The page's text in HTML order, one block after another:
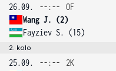
26.09.
--:--
OF
Wang J. (2)
Fayziev S. (15)
2. kolo
25.09. --:--
2K